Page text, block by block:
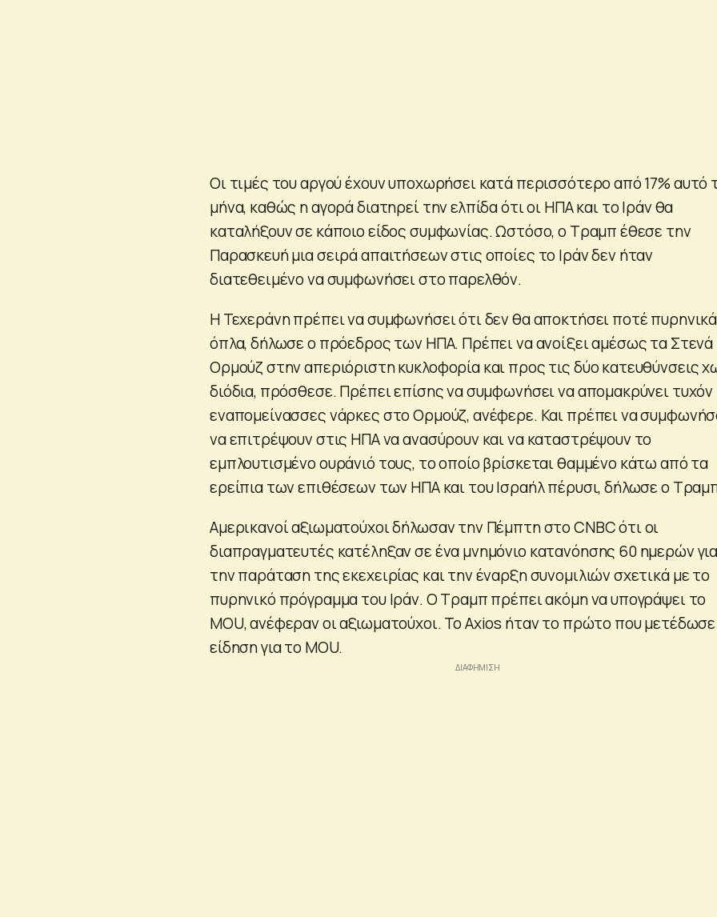
Οι τιμές του αργού έχουν υποχωρήσει κατά περισσότερο από 17% αυτό
μήνα, καθώς η αγορά διατηρεί την ελπίδα ότι οι ΗΠΑ και το Ιράν θα
καταλήξουν σε κάποιο είδος συμφωνίας. Ωστόσο, ο Τραμπ έθεσε την
Παρασκευή μια σειρά απαιτήσεων στις οποίες το Ιράν δεν ήταν
διατεθειμένο να συμφωνήσει στο παρελθόν.
Η Τεχεράνη πρέπει να συμφωνήσει ότι δεν θα αποκτήσει ποτέ πυρηνικά
όπλα, δήλωσε ο πρόεδρος των ΗΠΑ. Πρέπει να ανοίξει αμέσως τα Στενά
Ορμούζ στην απεριόριστη κυκλοφορία και προς τις δύο κατευθύνσεις
διόδια, πρόσθεσε. Πρέπει επίσης να συμφωνήσει να απομακρύνει τυχόν
εναπομείνασσες νάρκες στο Ορμούζ, ανέφερε. Και πρέπει να
να επιτρέψουν στις ΗΠΑ να ανασύρουν και να καταστρέψουν το
εμπλουτισμένο ουράνιό τους, το οποίο βρίσκεται θαμμένο κάτω από τα
ερείπια των επιθέσεων των ΗΠΑ και του Ισραήλ πέρυσι, δήλωσε ο
Αμερικανοί αξιωματούχοι δήλωσαν την Πέμπτη στο CNBC ότι οι
διαπραγματευτές κατέληξαν σε ένα μνημόνιο κατανόησης 60 ημερών
την παράταση της εκεχειρίας και την έναρξη συνομιλιών σχετικά με το
πυρηνικό πρόγραμμα του Ιράν. Ο Τραμπ πρέπει ακόμη να υπογράψει το
MOU, ανέφεραν οι αξιωματούχοι. Το Axios ήταν το πρώτο που
είδηση για το MOU.